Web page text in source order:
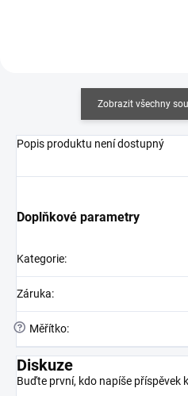
Zobrazit všechny
Popis produktu není dostupný
Doplňkové parametry
Kategorie:
Záruka:
? Měřítko:
Diskuze
Buďte první, kdo napíše příspěvek